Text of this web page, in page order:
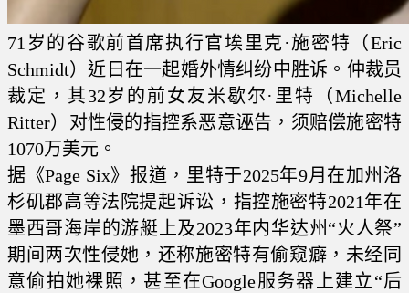
71岁的谷歌前首席执行官埃里克·施密特（Eric
Schmidt）近日在一起婚外情纠纷中胜诉。仲裁员
裁定，其32岁的前女友米歇尔·里特（Michelle
Ritter）对性侵的指控系恶意诬告，须赔偿施密特
1070万美元。
据《Page Six》报道，里特于2025年9月在加州洛
杉矶郡高等法院提起诉讼，指控施密特2021年在
墨西哥海岸的游艇上及2023年内华达州“火人祭”
期间两次性侵她，还称施密特有偷窥癖，未经同
意偷拍她裸照，甚至在Google服务器上建立“后